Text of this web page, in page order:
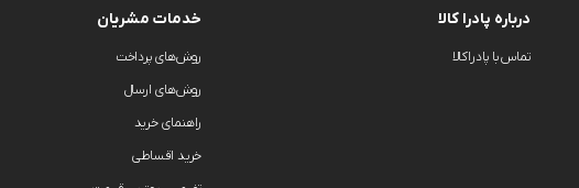
درباره پادرا کالا
تماس با پادراکالا
خدمات مشریان
روش‌های پرداخت
روش‌های ارسال
راهنمای خرید
خرید اقساطی